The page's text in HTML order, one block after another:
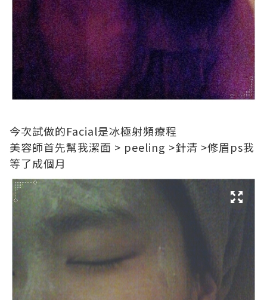
今次試做的Facial是冰極射頻療程
美容師首先幫我潔面 > peeling >針清 >修眉ps我
等了成個月